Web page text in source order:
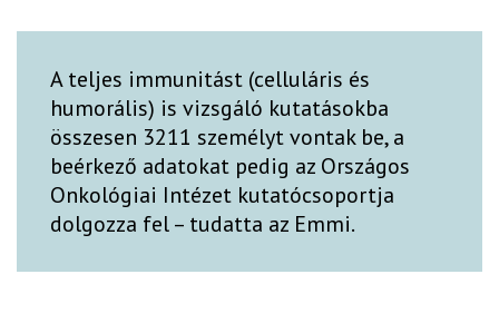
A teljes immunitást (celluláris és
humorális) is vizsgáló kutatásokba
összesen 3211 személyt vontak be, a
beérkező adatokat pedig az Országos
Onkológiai Intézet kutatócsoportja
dolgozza fel – tudatta az Emmi.